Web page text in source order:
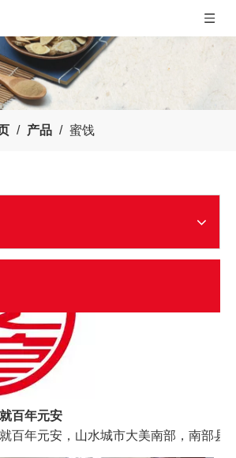
/ 产品 / 蜜饯
医药文化，创百年远安”为使命，坚持中
百年元安
百年元安，山水城市大美南部，南部